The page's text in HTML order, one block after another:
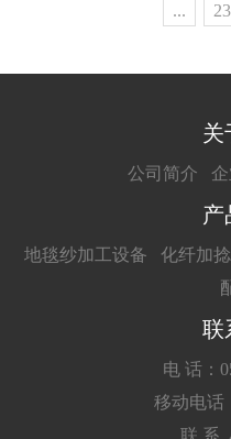
...
23
关
公司简介
产
地毯纱加工设备 化纤加
联
电 话：
移动电话